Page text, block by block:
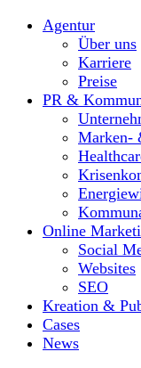
Agentur
Über uns
Karriere
Preise
PR &
Marken-
Online
Social
Websites
SEO
Kreation &
Cases
News